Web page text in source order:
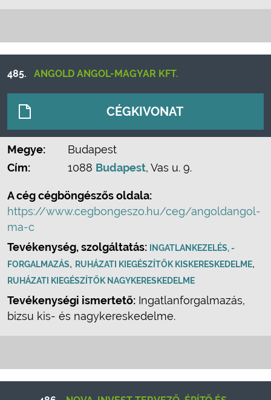
485. ANGOLD ANGOL-MAGYAR KFT.
CÉGKIVONAT
Megye:
Budapest
Cím:
1088 Budapest, Vas u. 9.
A cég cégböngészős oldala:
https://www.cegbongeszo.hu/ceg/angoldangol-
ma-c
Tevékenység, szolgáltatás:
INGATLANKEZELÉS, -
FORGALMAZÁS, RUHÁZATI KIEGÉSZÍTŐK KISKERESKEDELME,
RUHÁZATI KIEGÉSZÍTŐK NAGYKERESKEDELME
Tevékenységi ismertető: Ingatlanforgalmazás,
bizsu kis- és nagykereskedelme.